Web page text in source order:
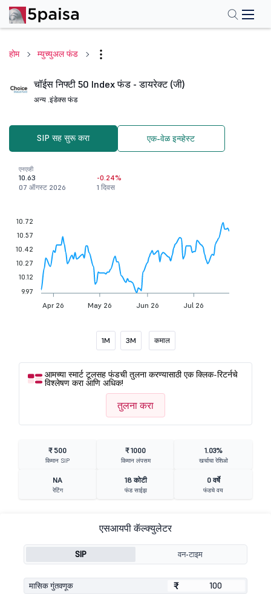
होम म्युच्युअल फंड
चॉईस निफ्टी 50 Index फंड - डायरेक्ट (जी)
अन्य .इंडेक्स फंड
SIP सह सुरू करा एक-वेळ इन्व्हेस्ट
एनएव्ही
10.63
07 ऑगस्ट 2026
-0.24%
1 दिवस
Apr 26 May 26 Jun 26 Jul 26
10.72
10.57
10.42
10.27
10.12
9.97
1M 3M कमाल
आमच्या स्मार्ट टूलसह फंडची तुलना करण्यासाठी एक क्लिक-रिटर्नचे
विश्लेषण करा आणि अधिक!
तुलना करा
₹ 500
किमान SIP
₹ 1000
किमान लंपसम
1.03%
खर्चाचा रेशिओ
NA
रेटिंग
18 कोटी
फंड साईझ
0 वर्षे
फंडचे वय
एसआयपी कॅल्क्युलेटर
SIP वन-टाइम
मासिक गुंतवणूक ₹
₹